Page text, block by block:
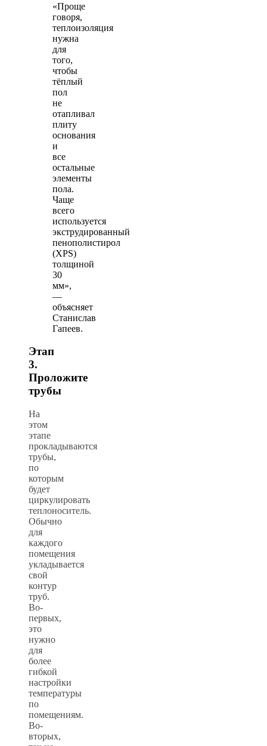
«Проще
говоря,
теплоизоляция
нужна
для
того,
чтобы
тёплый
пол
не
отапливал
плиту
основания
и
все
остальные
элементы
пола.
Чаще
всего
используется
экструдированный
пенополистирол
(XPS)
толщиной
30
мм»,
—
объясняет
Станислав
Гапеев.
Этап
3.
Проложите
трубы
На
этом
этапе
прокладываются
трубы,
по
которым
будет
циркулировать
теплоноситель.
Обычно
для
каждого
помещения
укладывается
свой
контур
труб.
Во-
первых,
это
нужно
для
более
гибкой
настройки
температуры
по
помещениям.
Во-
вторых,